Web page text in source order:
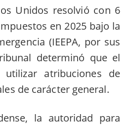
Unidos resolvió con 6
en 2025 bajo la
(IEEPA, por sus
determinó que el
atribuciones de
de carácter general.
la autoridad para